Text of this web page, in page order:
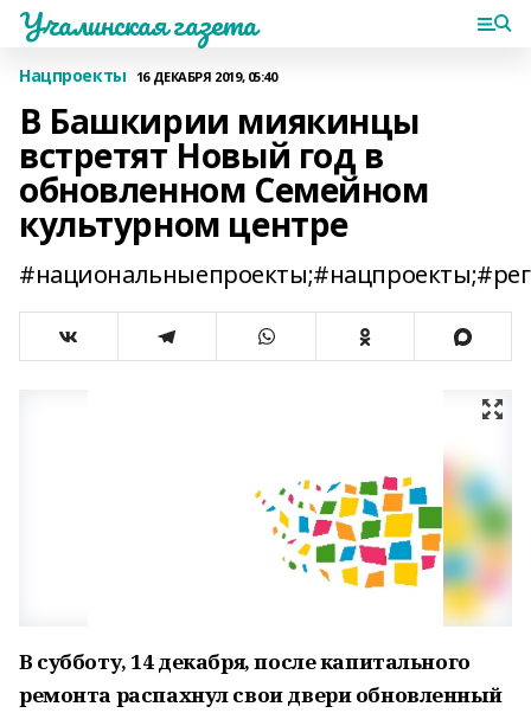
Учалинская газета
Нацпроекты 16 ДЕКАБРЯ 2019, 05:40
В Башкирии миякинцы
встретят Новый год в
обновленном Семейном
культурном центре
В субботу, 14 декабря, после капитального
ремонта распахнул свои двери обновленный